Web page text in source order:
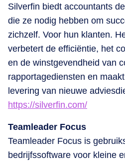
Silverfin biedt accountants
die ze nodig hebben om
zichzelf. Voor hun klanten.
verbetert de efficiëntie, het
en de winstgevendheid van
rapportagediensten en
levering van nieuwe
https://silverfin.com/
Teamleader Focus
Teamleader Focus is
bedrijfssoftware voor kleine